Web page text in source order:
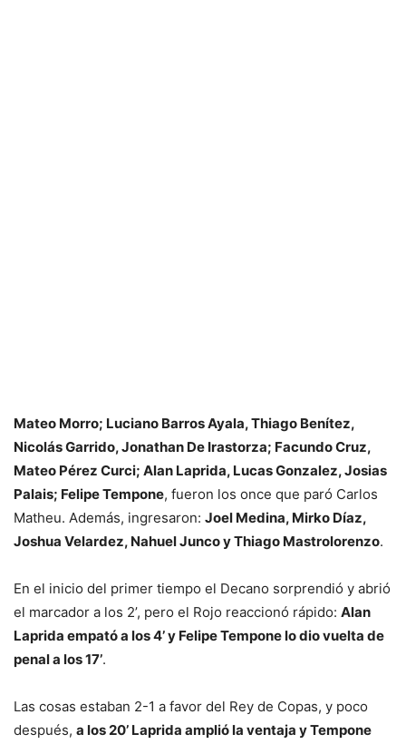
Mateo Morro; Luciano Barros Ayala, Thiago Benítez,
Nicolás Garrido, Jonathan De Irastorza; Facundo Cruz,
Mateo Pérez Curci; Alan Laprida, Lucas Gonzalez, Josias
Palais; Felipe Tempone, fueron los once que paró Carlos
Matheu. Además, ingresaron: Joel Medina, Mirko Díaz,
Joshua Velardez, Nahuel Junco y Thiago Mastrolorenzo.
En el inicio del primer tiempo el Decano sorprendió y abrió
el marcador a los 2’, pero el Rojo reaccionó rápido: Alan
Laprida empató a los 4’ y Felipe Tempone lo dio vuelta de
penal a los 17’.
Las cosas estaban 2-1 a favor del Rey de Copas, y poco
después, a los 20’ Laprida amplió la ventaja y Tempone